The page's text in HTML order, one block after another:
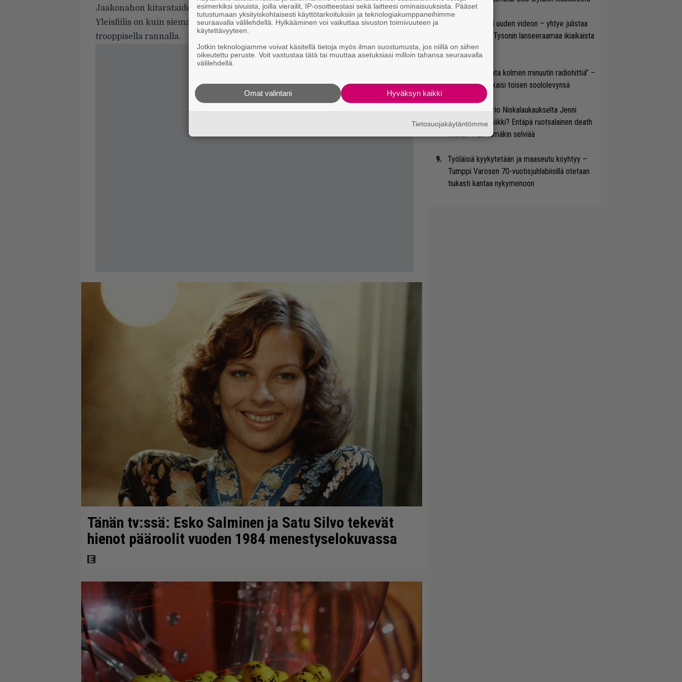
Jaakonahon kitarataide tuo mieleen päivitetyn Venturesin ja Shadowsin.
Yleisfiilis on kuin siemailisi vanhaa täyteläistä plantaasirommia jollain
trooppisella rannalla.
Tänän tv:ssä: Esko Salminen ja Satu Silvo tekevät
hienot pääroolit vuoden 1984 menestyselokuvassa
Anthrax julkaisi uuden videon – yhtye julistaa
biisillään Mike Tysonin lanseeraamaa ikiaikaista
viisautta
”Tässä ei jahdata kolmen minuutin radiohittiä” –
A.W. Yrjänä julkaisi toisen soololevynsä
Miten taipuu Trio Niskalaukaukselta Jenni
Vartiaisen musiikki? Entäpä ruotsalainen death
metal? Pian tämäkin selviää
Työläisiä kyykytetään ja maaseutu köyhtyy –
Tumppi Varosen 70-vuotisjuhlabiisillä otetaan
tiukasti kantaa nykymenoon
esimerkiksi sivuista, joilla vierailit, IP-osoitteestasi sekä laitteesi ominaisuuksista. Pääset
tutustumaan yksityiskohtaisesti käyttötarkoituksiin ja teknologiakumppaneihimme
seuraavalla välilehdellä. Hylkääminen voi vaikuttaa sivuston toimivuuteen ja
käytettävyyteen.
Jotkin teknologiamme voivat käsitellä tietoja myös ilman suostumusta, jos niillä on siihen
oikeutettu peruste. Voit vastustaa tätä tai muuttaa asetuksiasi milloin tahansa seuraavalla
välilehdellä.
Hyväksyn kaikki
Omat valintani
Tietosuojakäytäntömme